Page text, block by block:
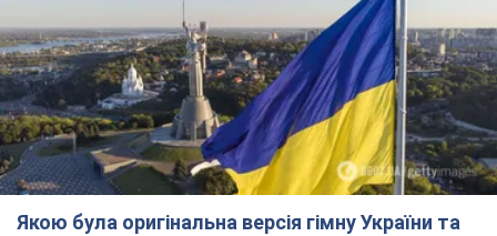
Якою була оригінальна версія гімну України та